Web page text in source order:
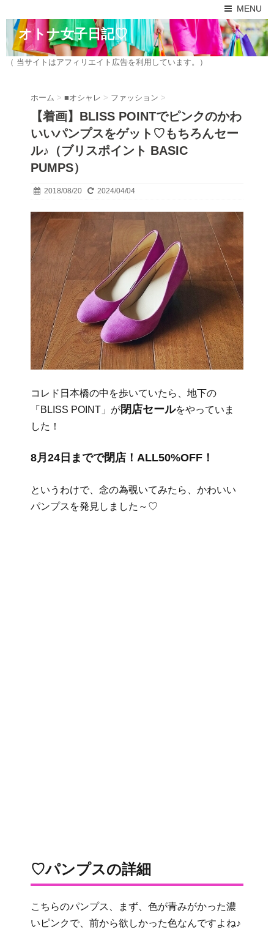
MENU
オトナ女子日記♡
（ 当サイトはアフィリエイト広告を利用しています。）
ホーム > ■オシャレ > ファッション >
【着画】BLISS POINTでピンクのかわ
いいパンプスをゲット♡もちろんセー
ル♪（ブリスポイント BASIC
PUMPS）
2018/08/20 2024/04/04
コレド日本橋の中を歩いていたら、地下の
「BLISS POINT」が閉店セールをやっていま
した！
8月24日までで閉店！ ALL50%OFF！
というわけで、念の為覗いてみたら、かわいい
パンプスを発見しました～♡
♡パンプスの詳細
こちらのパンプス、まず、色が青みがかった濃
いピンクで、前から欲しかった色なんですよね♪